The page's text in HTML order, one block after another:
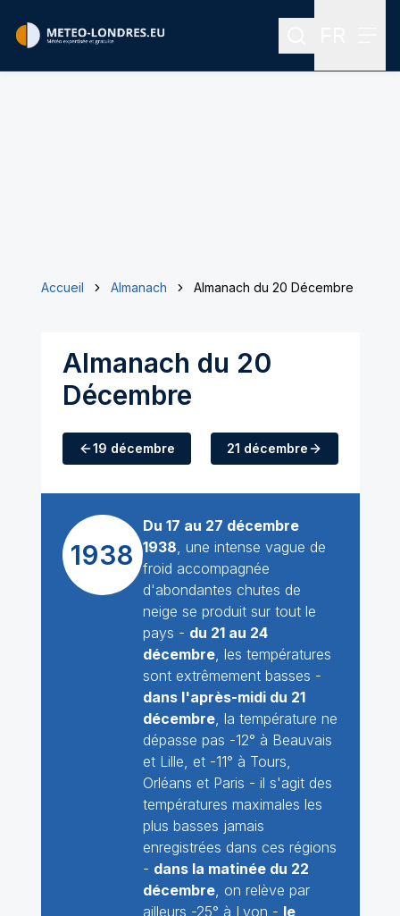
Rechercher
Accueil Almanach Almanach du 20 Décembre
Almanach du 20
Décembre
19 décembre 21 décembre
1938
Du 17 au 27 décembre
1938, une intense vague de
froid accompagnée
d'abondantes chutes de
neige se produit sur tout le
pays - du 21 au 24
décembre, les températures
sont extrêmement basses -
dans l'après-midi du 21
décembre, la température ne
dépasse pas -12° à Beauvais
et Lille, et -11° à Tours,
Orléans et Paris - il s'agit des
températures maximales les
plus basses jamais
enregistrées dans ces régions
- dans la matinée du 22
décembre, on relève par
ailleurs -25° à Lyon - le